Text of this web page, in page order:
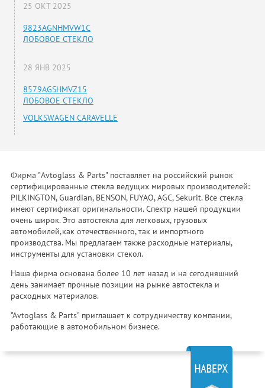
25 ОКТ 2025
9823AGNHMVW1C
ЛОБОВОЕ СТЕКЛО
28 ЯНВ 2025
8579AGSHMVZ15
ЛОБОВОЕ СТЕКЛО
VOLKSWAGEN CARAVELLE
Фирма "Avtoglass & Parts" поставляет на российский рынок
сертифицированные стекла ведущих мировых производителей:
PILKINGTON, Guardian, BENSON, FUYAO, AGC, Sekurit. Все стекла
имеют сертификат оригинальности. Спектр нашей продукции
очень широк. Это автостекла для легковых, грузовых
автомобилей,как отечественного, так и импортного
производства. Мы предлагаем также расходные материалы,
инструменты для установки стекол.
Наша фирма основана более 10 лет назад и на сегодняшний
день занимает прочные позиции на рынке автостекла и
расходных материалов.
"Avtoglass & Parts" приглашает к сотрудничеству компании,
работающие в автомобильном бизнесе.